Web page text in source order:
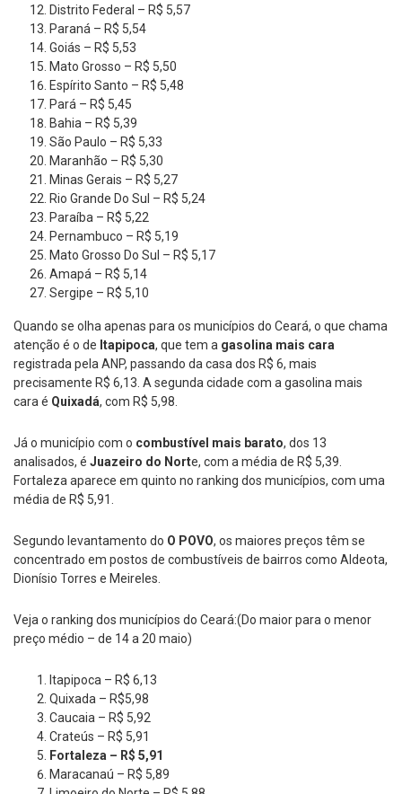
Distrito Federal – R$ 5,57
Paraná – R$ 5,54
Goiás – R$ 5,53
Mato Grosso – R$ 5,50
Espírito Santo – R$ 5,48
Pará – R$ 5,45
Bahia – R$ 5,39
São Paulo – R$ 5,33
Maranhão – R$ 5,30
Minas Gerais – R$ 5,27
Rio Grande Do Sul – R$ 5,24
Paraíba – R$ 5,22
Pernambuco – R$ 5,19
Mato Grosso Do Sul – R$ 5,17
Amapá – R$ 5,14
Sergipe – R$ 5,10
Quando se olha apenas para os municípios do Ceará, o que chama
atenção é o de Itapipoca, que tem a gasolina mais cara
registrada pela ANP, passando da casa dos R$ 6, mais
precisamente R$ 6,13. A segunda cidade com a gasolina mais
cara é Quixadá, com R$ 5,98.
Já o município com o combustível mais barato, dos 13
analisados, é Juazeiro do Norte, com a média de R$ 5,39.
Fortaleza aparece em quinto no ranking dos municípios, com uma
média de R$ 5,91.
Segundo levantamento do O POVO, os maiores preços têm se
concentrado em postos de combustíveis de bairros como Aldeota,
Dionísio Torres e Meireles.
Veja o ranking dos municípios do Ceará:(Do maior para o menor
preço médio – de 14 a 20 maio)
Itapipoca – R$ 6,13
Quixada – R$5,98
Caucaia – R$ 5,92
Crateús – R$ 5,91
Fortaleza – R$ 5,91
Maracanaú – R$ 5,89